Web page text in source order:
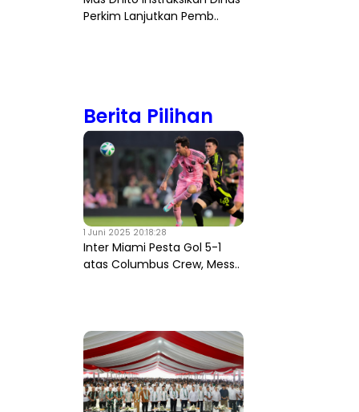
Perkim Lanjutkan Pemb..
Berita Pilihan
1 Juni 2025 20:18:28
Inter Miami Pesta Gol 5-1
atas Columbus Crew, Mess..